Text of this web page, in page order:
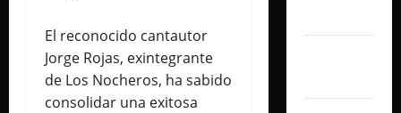
El reconocido cantautor
Jorge Rojas, exintegrante
de Los Nocheros, ha sabido
consolidar una exitosa